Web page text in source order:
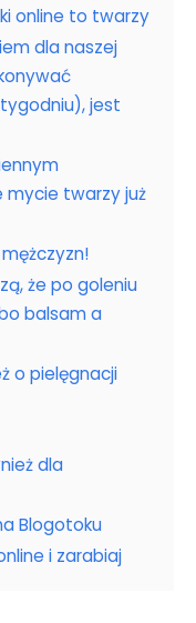
online to twarzy
dla naszej
jest
mycie twarzy już
że po goleniu
balsam a
o pielęgnacji
dla
Blogotoku
i zarabiaj